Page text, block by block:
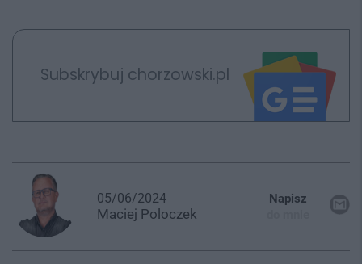
Subskrybuj chorzowski.pl
05/06/2024
Maciej Poloczek
Napisz